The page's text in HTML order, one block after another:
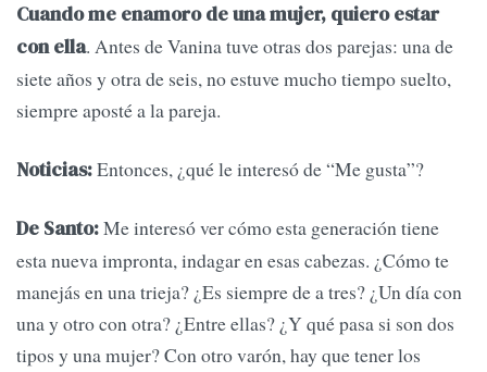
Cuando me enamoro de una mujer, quiero estar
con ella. Antes de Vanina tuve otras dos parejas: una de
siete años y otra de seis, no estuve mucho tiempo suelto,
siempre aposté a la pareja.
Noticias:Entonces, ¿qué le interesó de “Me gusta”?
De Santo:Me interesó ver cómo esta generación tiene
esta nueva impronta, indagar en esas cabezas. ¿Cómo te
manejás en una trieja? ¿Es siempre de a tres? ¿Un día con
una y otro con otra? ¿Entre ellas? ¿Y qué pasa si son dos
tipos y una mujer? Con otro varón, hay que tener los